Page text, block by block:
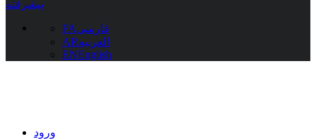
پیشرفته
FAفارسی
ARالعربیه
ENEnglish
ورود